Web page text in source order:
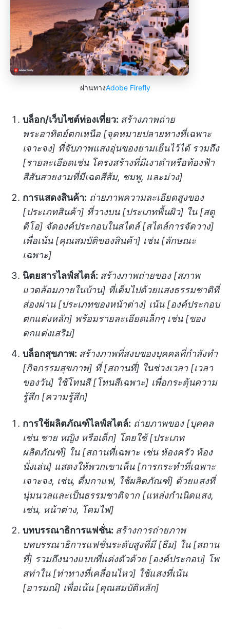
ผ่านทางAdobe Firefly
บล็อก/เว็บไซต์ท่องเที่ยว: สร้างภาพถ่าย
พระอาทิตย์ตกเหนือ [จุดหมายปลายทางที่เฉพาะ
เจาะจง] ที่จับภาพแสงอุ่นของยามเย็นไว้ได้ รวมถึง
[รายละเอียดเช่น โครงสร้างที่มีเงาดำหรือท้องฟ้า
สีสันสวยงามที่มีเฉดสีส้ม, ชมพู, และม่วง]
การแสดงสินค้า: ถ่ายภาพความละเอียดสูงของ
[ประเภทสินค้า] ที่วางบน [ประเภทพื้นผิว] ใน [สตู
ดิโอ] จัดองค์ประกอบในสไตล์ [สไตล์การจัดวาง]
เพื่อเน้น [คุณสมบัติของสินค้า] เช่น [ลักษณะ
เฉพาะ]
นิตยสารไลฟ์สไตล์: สร้างภาพถ่ายของ [สภาพ
แวดล้อมภายในบ้าน] ที่เต็มไปด้วยแสงธรรมชาติที่
ส่องผ่าน [ประเภทของหน้าต่าง] เน้น [องค์ประกอบ
ตกแต่งหลัก] พร้อมรายละเอียดเล็กๆ เช่น [ของ
ตกแต่งเสริม]
บล็อกสุขภาพ: สร้างภาพที่สงบของบุคคลที่กำลังทำ
[กิจกรรมสุขภาพ] ที่ [สถานที่] ในช่วงเวลา [เวลา
ของวัน] ใช้โทนสี [โทนสีเฉพาะ] เพื่อกระตุ้นความ
รู้สึก [ความรู้สึก]
การใช้ผลิตภัณฑ์ไลฟ์สไตล์: ถ่ายภาพของ [บุคคล
เช่น ชาย หญิง หรือเด็ก] โดยใช้ [ประเภท
ผลิตภัณฑ์] ใน [สถานที่เฉพาะ เช่น ห้องครัว ห้อง
นั่งเล่น] แสดงให้พวกเขาเห็น [การกระทำที่เฉพาะ
เจาะจง, เช่น, ดื่มกาแฟ, ใช้ผลิตภัณฑ์] ด้วยแสงที่
นุ่มนวลและเป็นธรรมชาติจาก [แหล่งกำเนิดแสง,
เช่น, หน้าต่าง, โคมไฟ]
บทบรรณาธิการแฟชั่น: สร้างการถ่ายภาพ
บทบรรณาธิการแฟชั่นระดับสูงที่มี [ธีม] ใน [สถาน
ที่] รวมถึงนางแบบที่แต่งตัวด้วย [องค์ประกอบ] โพ
สท่าใน [ท่าทางที่เคลื่อนไหว] ใช้แสงที่เน้น
[อารมณ์] เพื่อเน้น [คุณสมบัติหลัก]